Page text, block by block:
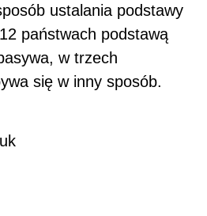
ustalania podstawy
państwach podstawą
w trzech
się w inny sposób.